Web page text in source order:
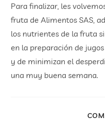
Para finalizar, les
fruta de Alimentos SAS,
los nutrientes de la fruta
en la preparación de
y de minimizan el
una muy buena semana.